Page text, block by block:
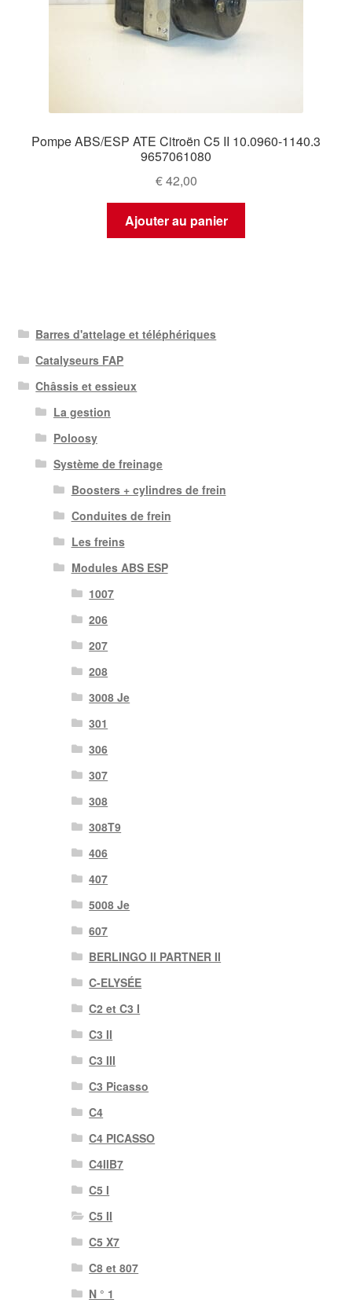
Pompe ABS/ESP ATE Citroën C5 II 10.0960-1140.3
9657061080
€42,00
Ajouter au panier
Barres d'attelage et téléphériques
Catalyseurs FAP
Châssis et essieux
La gestion
Poloosy
Système de freinage
Boosters + cylindres de frein
Conduites de frein
Les freins
Modules ABS ESP
1007
206
207
208
3008 Je
301
306
307
308
308T9
406
407
5008 Je
607
BERLINGO II PARTNER II
C-ELYSÉE
C2 et C3 I
C3 II
C3 III
C3 Picasso
C4
C4 PICASSO
C4IIB7
C5 I
C5 II
C5 X7
C8 et 807
N ° 1